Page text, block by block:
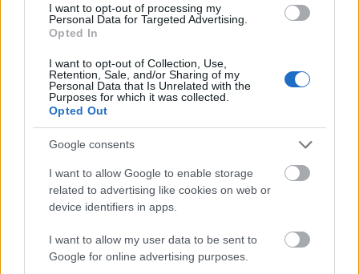
I want to opt-out of processing my
Personal Data for Targeted Advertising.
Opted In
I want to opt-out of Collection, Use,
Retention, Sale, and/or Sharing of my
Personal Data that Is Unrelated with the
Purposes for which it was collected.
Opted Out
Google consents
I want to allow Google to enable storage
related to advertising like cookies on web or
device identifiers in apps.
I want to allow my user data to be sent to
Google for online advertising purposes.
- Van egy másik szereped is az Apacsokban, aminek
semmi köze a Tartótiszthez. Okoz-e nehézséget a két
különböző szerep megformálása?
Szervét Tibor:Igen, okoz. Arra törekszünk a
rendezővel, hogy az Apa figurája karakterét,
habitusát, megjelenését tekintve minél távolabb
legyen a Tartótiszttől. Biztos, hogy a nézők össze
nem foglalkozom. Az a cél, hogy ez a két alak ne
hasonlítson egymásra.
- Dolgoztál már együtt Török Ferenccel? Jelent-e
nehézséget, hogy ő filmrendező? Miben más vele
próbálni?